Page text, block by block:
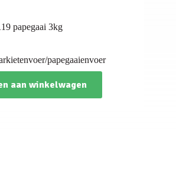
papegaai 3kg
papegaaienvoer
aan winkelwagen